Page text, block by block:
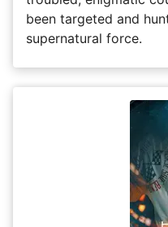
been targeted and
supernatural force.